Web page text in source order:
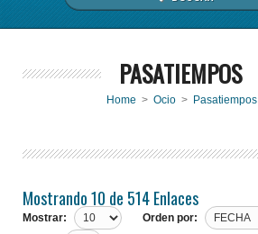
PASATIEMPOS
Home > Ocio > Pasatiempos
Mostrando 10 de 514 Enlaces
Mostrar:
Orden por: